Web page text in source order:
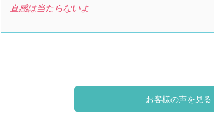
直感は当たらないよ
お客様の声を見る